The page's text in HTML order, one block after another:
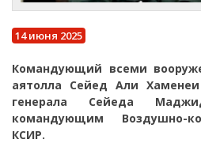
14 июня 2025
Командующий всеми
аятолла Сейед Али Хаменеи
генерала Сейеда
командующим Воздушно-
КСИР.